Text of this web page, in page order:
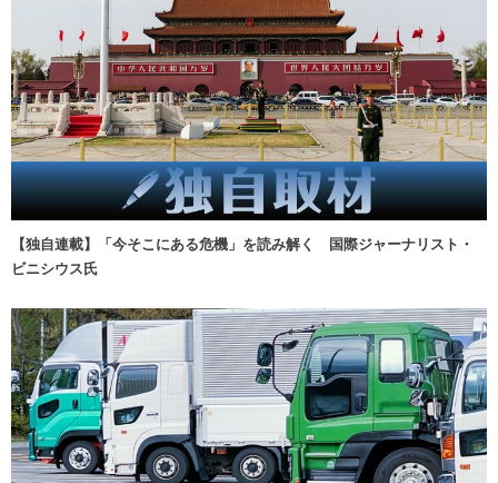
【独自連載】「今そこにある危機」を読み解く 国際ジャーナリスト・
ビニシウス氏